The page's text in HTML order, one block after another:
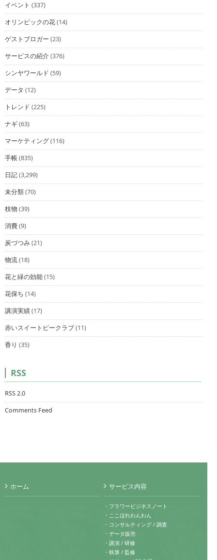
イベント (337)
オリンピックの花(14)
ゲストブロガー (23)
サービスの紹介(376)
シンヤワールド (59)
データ (12)
トレンド (225)
ナギ(63)
マーケティング(116)
手帳(835)
日記(3,299)
未分類(70)
枝物 (39)
消費(9)
炭づつみ(21)
物流(18)
花と緑の効能(15)
花保ち (14)
講演実績(17)
赤いスイートピークラブ(11)
香り (35)
RSS
RSS 2.0
Comments Feed
ホーム サービス内容
・フラワービジネスノート
・ここほれわんわん
・コンサルティング / 調査
・データ販売
・講演 / 研修
・執筆 / 監修